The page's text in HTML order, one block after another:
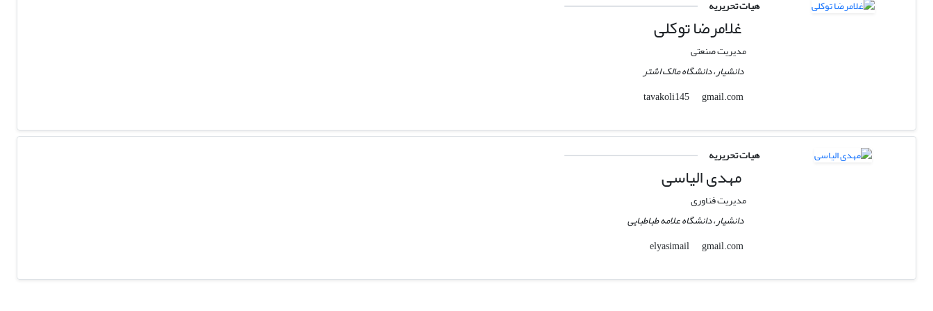
هیات تحریریه
غلامرضا توکلی
مدیریت صنعتی
دانشیار، دانشگاه مالک اشتر
tavakoli145
gmail.com
هیات تحریریه
مهدی الیاسی
مدیریت فناوری
دانشیار، دانشگاه علامه طباطبایی
elyasimail
gmail.com